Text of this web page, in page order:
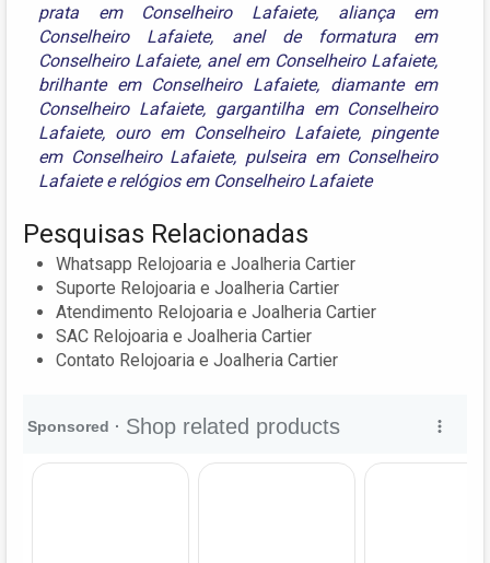
prata em Conselheiro Lafaiete, aliança em
Conselheiro Lafaiete, anel de formatura em
Conselheiro Lafaiete, anel em Conselheiro Lafaiete,
brilhante em Conselheiro Lafaiete, diamante em
Conselheiro Lafaiete, gargantilha em Conselheiro
Lafaiete, ouro em Conselheiro Lafaiete, pingente
em Conselheiro Lafaiete, pulseira em Conselheiro
Lafaieteerelógios em Conselheiro Lafaiete
Pesquisas Relacionadas
Whatsapp Relojoaria e Joalheria Cartier
Suporte Relojoaria e Joalheria Cartier
Atendimento Relojoaria e Joalheria Cartier
SAC Relojoaria e Joalheria Cartier
Contato Relojoaria e Joalheria Cartier